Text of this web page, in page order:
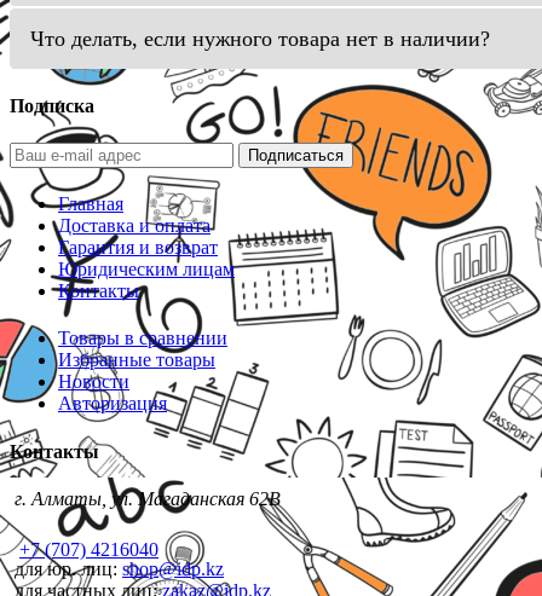
Что делать, если нужного товара нет в наличии?
Подписка
Подписаться
Главная
Доставка и оплата
Гарантия и возврат
Юридическим лицам
Контакты
Товары в сравнении
Избранные товары
Новости
Авторизация
Контакты
г. Алматы, ул. Магаданская 62В
+7 (707) 4216040
для юр. лиц: shop@idp.kz
для частных лиц:zakaz@idp.kz